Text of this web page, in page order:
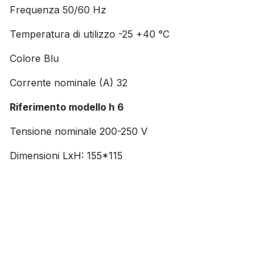
Frequenza 50/60 Hz
Temperatura di utilizzo -25 +40 °C
Colore Blu
Corrente nominale (A) 32
Riferimento modello h 6
Tensione nominale 200-250 V
Dimensioni LxH: 155*115